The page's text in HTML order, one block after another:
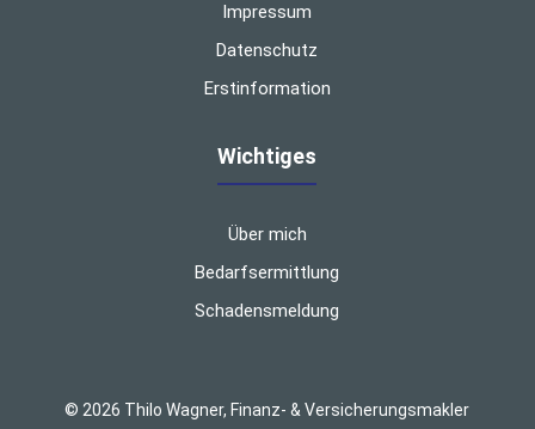
Impressum
Datenschutz
Erstinformation
Wichtiges
Über mich
Bedarfsermittlung
Schadensmeldung
© 2026 Thilo Wagner, Finanz- & Versicherungsmakler